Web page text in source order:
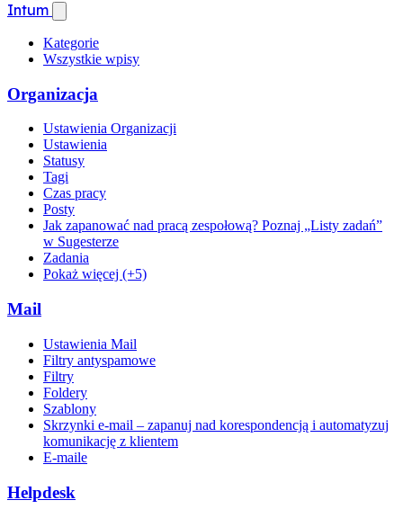
Intum
Kategorie
Wszystkie wpisy
Organizacja
Ustawienia Organizacji
Ustawienia
Statusy
Tagi
Czas pracy
Posty
Jak zapanować nad pracą zespołową? Poznaj „Listy zadań”
w Sugesterze
Zadania
Pokaż więcej (+5)
Mail
Ustawienia Mail
Filtry antyspamowe
Filtry
Foldery
Szablony
Skrzynki e-mail – zapanuj nad korespondencją i automatyzuj
komunikację z klientem
E-maile
Helpdesk